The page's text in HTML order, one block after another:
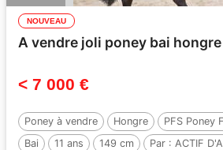
NOUVEAU
A vendre joli poney bai hongre
< 7 000 €
Poney à vendre Hongre
PFS Poney
Bai
11 ans 149 cm Par : ACTIF